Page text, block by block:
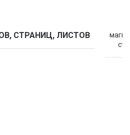
СТРАНИЦ, ЛИСТОВ